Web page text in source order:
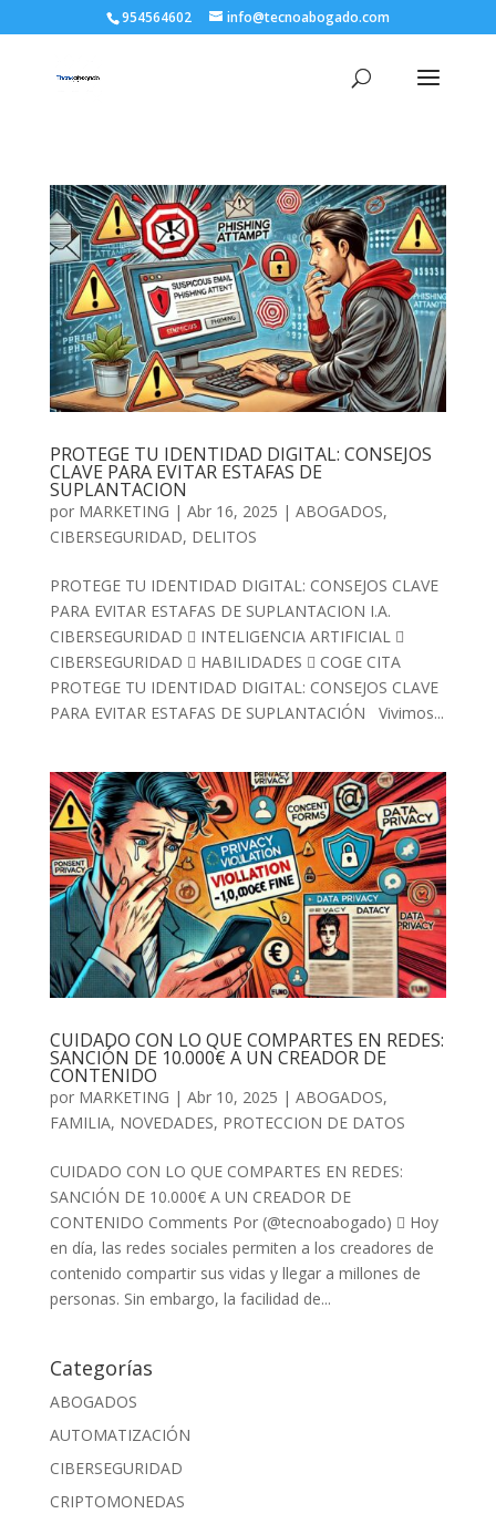
954564602 info@tecnoabogado.com
PROTEGE TU IDENTIDAD DIGITAL: CONSEJOS
CLAVE PARA EVITAR ESTAFAS DE
SUPLANTACION
por MARKETING | Abr 16, 2025 | ABOGADOS,
CIBERSEGURIDAD, DELITOS
PROTEGE TU IDENTIDAD DIGITAL: CONSEJOS CLAVE
PARA EVITAR ESTAFAS DE SUPLANTACION I.A.
CIBERSEGURIDAD  INTELIGENCIA ARTIFICIAL 
CIBERSEGURIDAD  HABILIDADES  COGE CITA
PROTEGE TU IDENTIDAD DIGITAL: CONSEJOS CLAVE
PARA EVITAR ESTAFAS DE SUPLANTACIÓN Vivimos...
CUIDADO CON LO QUE COMPARTES EN REDES:
SANCIÓN DE 10.000€ A UN CREADOR DE
CONTENIDO
por MARKETING | Abr 10, 2025 | ABOGADOS,
FAMILIA, NOVEDADES, PROTECCION DE DATOS
CUIDADO CON LO QUE COMPARTES EN REDES:
SANCIÓN DE 10.000€ A UN CREADOR DE
CONTENIDO Comments Por (@tecnoabogado)  Hoy
en día, las redes sociales permiten a los creadores de
contenido compartir sus vidas y llegar a millones de
personas. Sin embargo, la facilidad de...
Categorías
ABOGADOS
AUTOMATIZACIÓN
CIBERSEGURIDAD
CRIPTOMONEDAS